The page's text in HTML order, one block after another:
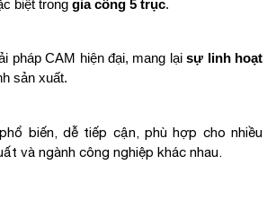
biệt trong gia công 5 trục.
pháp CAM hiện đại, mang lạisự linh hoạt
sản xuất.
biến, dễ tiếp cận, phù hợp cho nhiều
và ngành công nghiệp khác nhau.